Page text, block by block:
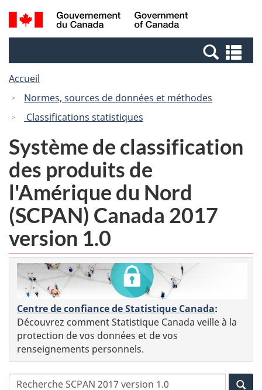
Passer
au
Passer
à
Canada
Recherche
et
et
Accueil
Normes, sources de données et méthodes
Classifications statistiques
Système de classification
des produits de
l'Amérique du Nord
(SCPAN) Canada 2017
version 1.0
Centre de confiance de Statistique Canada:
Découvrez comment Statistique Canada veille à la
protection de vos données et de vos
renseignements personnels.